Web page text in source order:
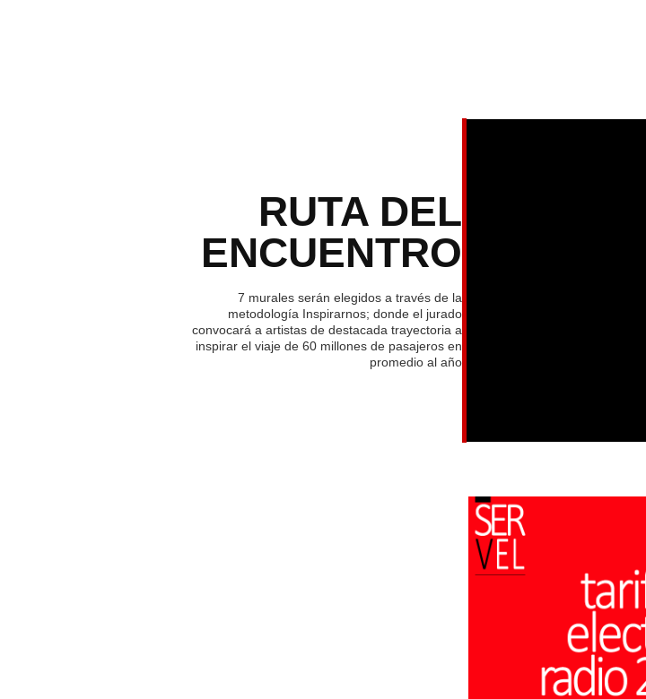
RUTA DEL
ENCUENTRO
7 murales serán elegidos a través de la
metodología Inspirarnos; donde el jurado
convocará a artistas de destacada trayectoria a
inspirar el viaje de 60 millones de pasajeros en
promedio al año